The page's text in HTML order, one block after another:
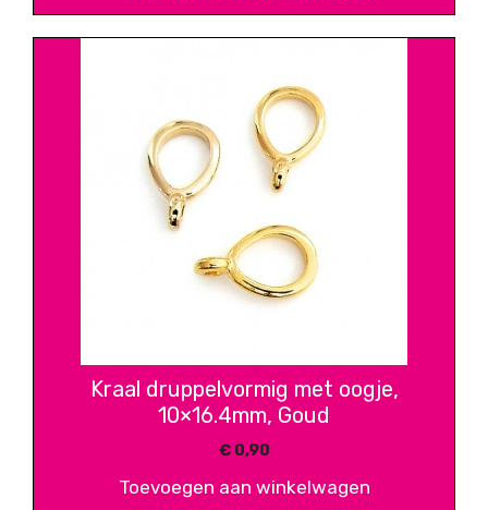
Kraal druppelvormig met oogje,
10×16.4mm, Goud
€0,90
Toevoegen aan winkelwagen